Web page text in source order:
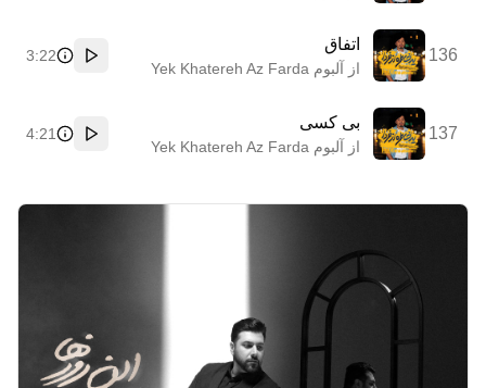
136
اتفاق
از آلبوم Yek Khatereh Az Farda پخش
3:22
137
بی کسی
از آلبوم Yek Khatereh Az Farda پخش
4:21